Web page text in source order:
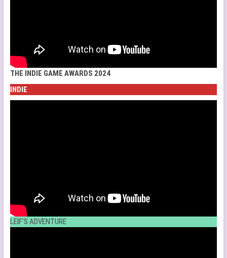
THE INDIE GAME AWARDS 2024
INDIE
LEIF’S ADVENTURE